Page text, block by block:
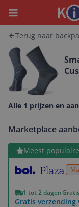
Menu
Terug naar
Alle 1 prijzen en
Marketplace
Meest
1 tot 2 dagen
Gratis verzending
Bekijk product